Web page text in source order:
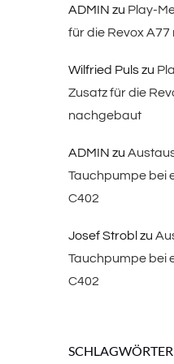
ADMIN zu Play-
für die Revox
Wilfried Pulszu
Zusatz für die
nachgebaut
ADMIN zu
Tauchpumpe bei
C402
Josef Strobl zu
Tauchpumpe bei
C402
SCHLAGWÖRTER